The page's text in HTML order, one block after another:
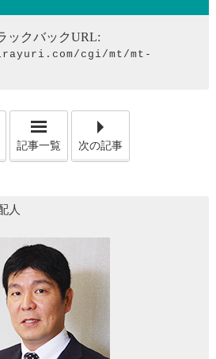
ックバックURL:
cgi/mt/mt-
記事一覧 次の記事
人